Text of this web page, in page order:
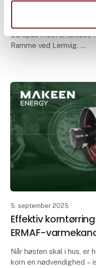
Skovgaard
Europas mest ambitiøse
Ramme ved Lemvig.
5. september 2025
Effektiv
ERMAF-
Når høsten skal i hus, er
korn en nødvendighed –